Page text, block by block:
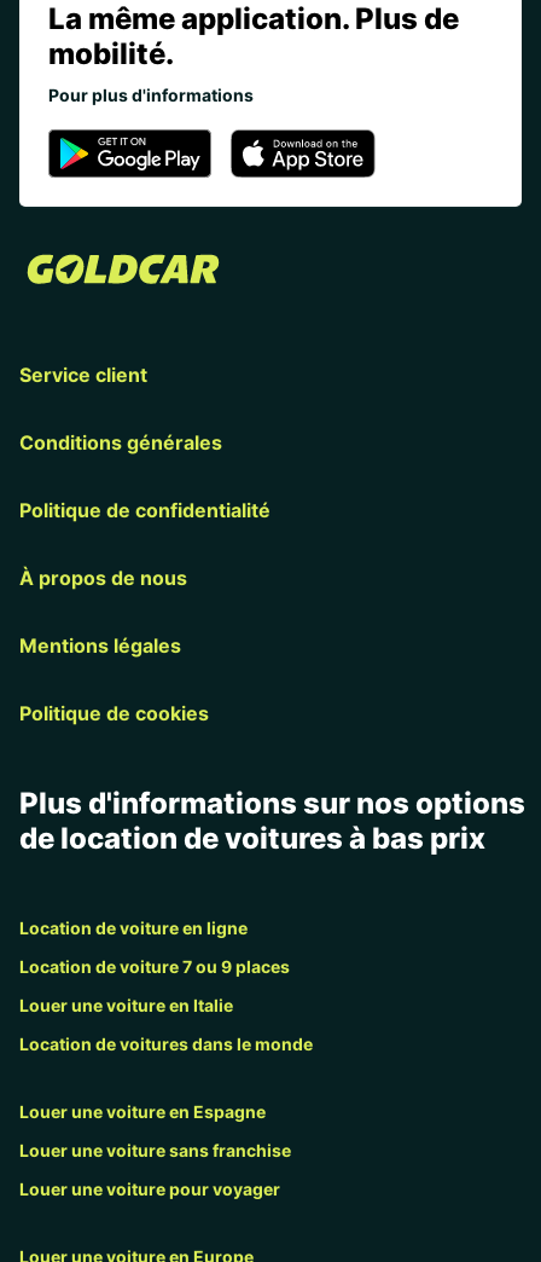
La même application. Plus de
mobilité.
Pour plus d'informations
Service client
Conditions générales
Politique de confidentialité
À propos de nous
Mentions légales
Politique de cookies
Plus d'informations sur nos options
de location de voitures à bas prix
Location de voiture en ligne
Location de voiture 7 ou 9 places
Louer une voiture en Italie
Location de voitures dans le monde
Louer une voiture en Espagne
Louer une voiture sans franchise
Louer une voiture pour voyager
Louer une voiture en Europe